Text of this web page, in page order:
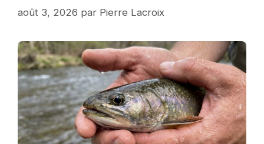
août 3, 2026 par Pierre Lacroix